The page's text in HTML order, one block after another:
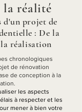
la réalité
d'un projet de
: De la
réalisation
chronologiques
de rénovation
de conception à la
les aspects
à respecter et les
mener à bien votre